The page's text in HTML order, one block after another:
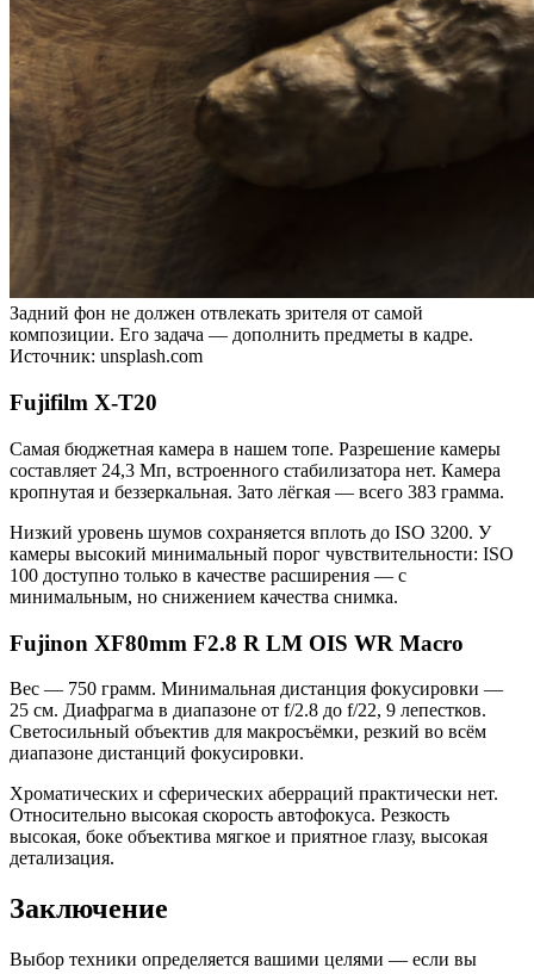
Задний фон не должен отвлекать зрителя от самой
композиции. Его задача — дополнить предметы в кадре.
Источник: unsplash.com
Fujifilm X-T20
Самая бюджетная камера в нашем топе. Разрешение камеры
составляет 24,3 Мп, встроенного стабилизатора нет. Камера
кропнутая и беззеркальная. Зато лёгкая — всего 383 грамма.
Низкий уровень шумов сохраняется вплоть до ISO 3200. У
камеры высокий минимальный порог чувствительности: ISO
100 доступно только в качестве расширения — с
минимальным, но снижением качества снимка.
Fujinon XF80mm F2.8 R LM OIS WR Macro
Вес — 750 грамм. Минимальная дистанция фокусировки —
25 см. Диафрагма в диапазоне от f/2.8 до f/22, 9 лепестков.
Светосильный объектив для макросъёмки, резкий во всём
диапазоне дистанций фокусировки.
Хроматических и сферических аберраций практически нет.
Относительно высокая скорость автофокуса. Резкость
высокая, боке объектива мягкое и приятное глазу, высокая
детализация.
Заключение
Выбор техники определяется вашими целями — если вы